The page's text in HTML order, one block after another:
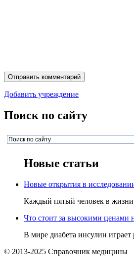
Добавить учреждение
Поиск по сайту
Новые статьи
Новые открытия в
Каждый пятый человек в жизни
Что стоит за высокими ценами
В мире диабета инсулин
© 2013-2025 Справочник медицины